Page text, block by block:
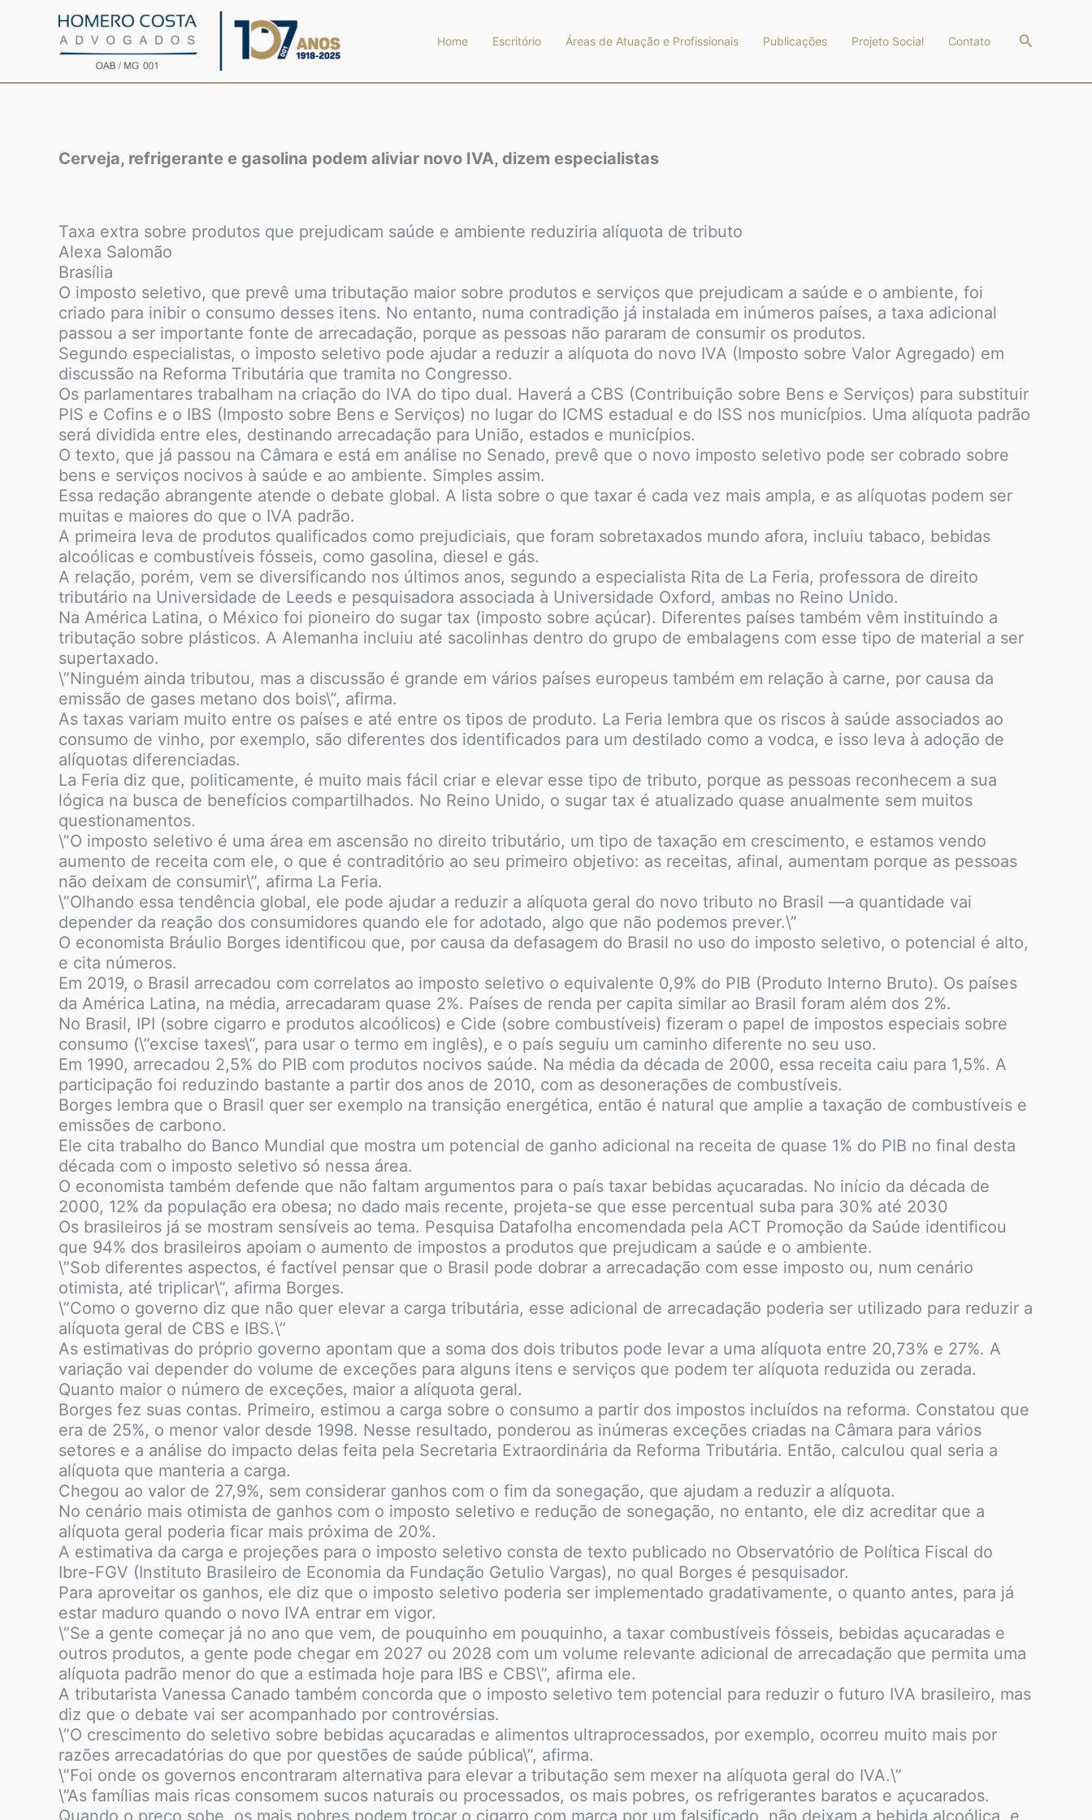
Home Escritório Áreas de Atuação e Profissionais Publicações Projeto Social Contato Pesquisar
Cerveja, refrigerante e gasolina podem aliviar novo IVA, dizem especialistas
Taxa extra sobre produtos que prejudicam saúde e ambiente reduziria alíquota de tributo
Alexa Salomão
Brasília
O imposto seletivo, que prevê uma tributação maior sobre produtos e serviços que prejudicam a saúde e o ambiente, foi
criado para inibir o consumo desses itens. No entanto, numa contradição já instalada em inúmeros países, a taxa adicional
passou a ser importante fonte de arrecadação, porque as pessoas não pararam de consumir os produtos.
Segundo especialistas, o imposto seletivo pode ajudar a reduzir a alíquota do novo IVA (Imposto sobre Valor Agregado) em
discussão na Reforma Tributária que tramita no Congresso.
Os parlamentares trabalham na criação do IVA do tipo dual. Haverá a CBS (Contribuição sobre Bens e Serviços) para substituir
PIS e Cofins e o IBS (Imposto sobre Bens e Serviços) no lugar do ICMS estadual e do ISS nos municípios. Uma alíquota padrão
será dividida entre eles, destinando arrecadação para União, estados e municípios.
O texto, que já passou na Câmara e está em análise no Senado, prevê que o novo imposto seletivo pode ser cobrado sobre
bens e serviços nocivos à saúde e ao ambiente. Simples assim.
Essa redação abrangente atende o debate global. A lista sobre o que taxar é cada vez mais ampla, e as alíquotas podem ser
muitas e maiores do que o IVA padrão.
A primeira leva de produtos qualificados como prejudiciais, que foram sobretaxados mundo afora, incluiu tabaco, bebidas
alcoólicas e combustíveis fósseis, como gasolina, diesel e gás.
A relação, porém, vem se diversificando nos últimos anos, segundo a especialista Rita de La Feria, professora de direito
tributário na Universidade de Leeds e pesquisadora associada à Universidade Oxford, ambas no Reino Unido.
Na América Latina, o México foi pioneiro do sugar tax (imposto sobre açúcar). Diferentes países também vêm instituindo a
tributação sobre plásticos. A Alemanha incluiu até sacolinhas dentro do grupo de embalagens com esse tipo de material a ser
supertaxado.
\”Ninguém ainda tributou, mas a discussão é grande em vários países europeus também em relação à carne, por causa da
emissão de gases metano dos bois\”, afirma.
As taxas variam muito entre os países e até entre os tipos de produto. La Feria lembra que os riscos à saúde associados ao
consumo de vinho, por exemplo, são diferentes dos identificados para um destilado como a vodca, e isso leva à adoção de
alíquotas diferenciadas.
La Feria diz que, politicamente, é muito mais fácil criar e elevar esse tipo de tributo, porque as pessoas reconhecem a sua
lógica na busca de benefícios compartilhados. No Reino Unido, o sugar tax é atualizado quase anualmente sem muitos
questionamentos.
\”O imposto seletivo é uma área em ascensão no direito tributário, um tipo de taxação em crescimento, e estamos vendo
aumento de receita com ele, o que é contraditório ao seu primeiro objetivo: as receitas, afinal, aumentam porque as pessoas
não deixam de consumir\”, afirma La Feria.
\”Olhando essa tendência global, ele pode ajudar a reduzir a alíquota geral do novo tributo no Brasil —a quantidade vai
depender da reação dos consumidores quando ele for adotado, algo que não podemos prever.\”
O economista Bráulio Borges identificou que, por causa da defasagem do Brasil no uso do imposto seletivo, o potencial é alto,
e cita números.
Em 2019, o Brasil arrecadou com correlatos ao imposto seletivo o equivalente 0,9% do PIB (Produto Interno Bruto). Os países
da América Latina, na média, arrecadaram quase 2%. Países de renda per capita similar ao Brasil foram além dos 2%.
No Brasil, IPI (sobre cigarro e produtos alcoólicos) e Cide (sobre combustíveis) fizeram o papel de impostos especiais sobre
consumo (\”excise taxes\”, para usar o termo em inglês), e o país seguiu um caminho diferente no seu uso.
Em 1990, arrecadou 2,5% do PIB com produtos nocivos saúde. Na média da década de 2000, essa receita caiu para 1,5%. A
participação foi reduzindo bastante a partir dos anos de 2010, com as desonerações de combustíveis.
Borges lembra que o Brasil quer ser exemplo na transição energética, então é natural que amplie a taxação de combustíveis e
emissões de carbono.
Ele cita trabalho do Banco Mundial que mostra um potencial de ganho adicional na receita de quase 1% do PIB no final desta
década com o imposto seletivo só nessa área.
O economista também defende que não faltam argumentos para o país taxar bebidas açucaradas. No início da década de
2000, 12% da população era obesa; no dado mais recente, projeta-se que esse percentual suba para 30% até 2030
Os brasileiros já se mostram sensíveis ao tema. Pesquisa Datafolha encomendada pela ACT Promoção da Saúde identificou
que 94% dos brasileiros apoiam o aumento de impostos a produtos que prejudicam a saúde e o ambiente.
\”Sob diferentes aspectos, é factível pensar que o Brasil pode dobrar a arrecadação com esse imposto ou, num cenário
otimista, até triplicar\”, afirma Borges.
\”Como o governo diz que não quer elevar a carga tributária, esse adicional de arrecadação poderia ser utilizado para reduzir a
alíquota geral de CBS e IBS.\”
As estimativas do próprio governo apontam que a soma dos dois tributos pode levar a uma alíquota entre 20,73% e 27%. A
variação vai depender do volume de exceções para alguns itens e serviços que podem ter alíquota reduzida ou zerada.
Quanto maior o número de exceções, maior a alíquota geral.
Borges fez suas contas. Primeiro, estimou a carga sobre o consumo a partir dos impostos incluídos na reforma. Constatou que
era de 25%, o menor valor desde 1998. Nesse resultado, ponderou as inúmeras exceções criadas na Câmara para vários
setores e a análise do impacto delas feita pela Secretaria Extraordinária da Reforma Tributária. Então, calculou qual seria a
alíquota que manteria a carga.
Chegou ao valor de 27,9%, sem considerar ganhos com o fim da sonegação, que ajudam a reduzir a alíquota.
No cenário mais otimista de ganhos com o imposto seletivo e redução de sonegação, no entanto, ele diz acreditar que a
alíquota geral poderia ficar mais próxima de 20%.
A estimativa da carga e projeções para o imposto seletivo consta de texto publicado no Observatório de Política Fiscal do
Ibre-FGV (Instituto Brasileiro de Economia da Fundação Getulio Vargas), no qual Borges é pesquisador.
Para aproveitar os ganhos, ele diz que o imposto seletivo poderia ser implementado gradativamente, o quanto antes, para já
estar maduro quando o novo IVA entrar em vigor.
\”Se a gente começar já no ano que vem, de pouquinho em pouquinho, a taxar combustíveis fósseis, bebidas açucaradas e
outros produtos, a gente pode chegar em 2027 ou 2028 com um volume relevante adicional de arrecadação que permita uma
alíquota padrão menor do que a estimada hoje para IBS e CBS\”, afirma ele.
A tributarista Vanessa Canado também concorda que o imposto seletivo tem potencial para reduzir o futuro IVA brasileiro, mas
diz que o debate vai ser acompanhado por controvérsias.
\”O crescimento do seletivo sobre bebidas açucaradas e alimentos ultraprocessados, por exemplo, ocorreu muito mais por
razões arrecadatórias do que por questões de saúde pública\”, afirma.
\”Foi onde os governos encontraram alternativa para elevar a tributação sem mexer na alíquota geral do IVA.\”
\”As famílias mais ricas consomem sucos naturais ou processados, os mais pobres, os refrigerantes baratos e açucarados.
Quando o preço sobe, os mais pobres podem trocar o cigarro com marca por um falsificado, não deixam a bebida alcoólica, e